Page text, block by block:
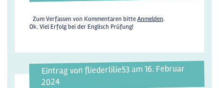
Zum Verfassen von Kommentaren bitteAnmelden.
Ok. Viel Erfolg bei der Englisch Prüfung!
Eintrag von fliederlilie53 am 16. Februar
2024